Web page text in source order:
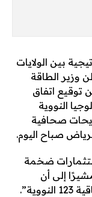
بين الولايات
وزير الطاقة
توقيع اتفاق
النووية
صحافية
صباح اليوم.
ضخمة
إلى أن
الاتفاق سيتضمن توقيع ما يُعرف بـ “اتفاقية 123 النووية”.